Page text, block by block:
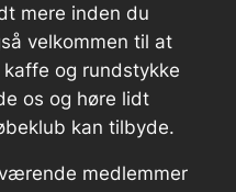
mere inden du
velkommen til at
og rundstykke
os og høre lidt
kan tilbyde.
medlemmer